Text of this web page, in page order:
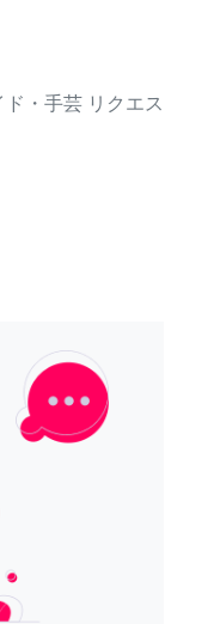
ド・手芸 リクエス